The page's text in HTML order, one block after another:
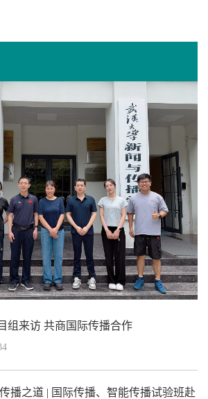
组来访 共商国际传播合作
播之道 | 国际传播、智能传播试验班赴